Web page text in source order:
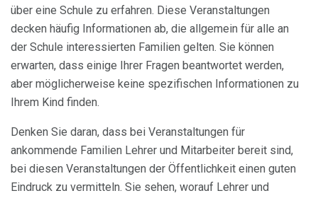
über eine Schule zu erfahren. Diese Veranstaltungen
decken häufig Informationen ab, die allgemein für alle an
der Schule interessierten Familien gelten. Sie können
erwarten, dass einige Ihrer Fragen beantwortet werden,
aber möglicherweise keine spezifischen Informationen zu
Ihrem Kind finden.
Denken Sie daran, dass bei Veranstaltungen für
ankommende Familien Lehrer und Mitarbeiter bereit sind,
bei diesen Veranstaltungen der Öffentlichkeit einen guten
Eindruck zu vermitteln. Sie sehen, worauf Lehrer und